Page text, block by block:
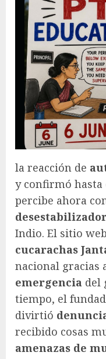
la reacción de
y confirmó hasta
percibe ahora
Indio. El sitio
cucarachas
nacional gracias
emergencia del
tiempo, el
divirtió
recibido cosas
amenazas de